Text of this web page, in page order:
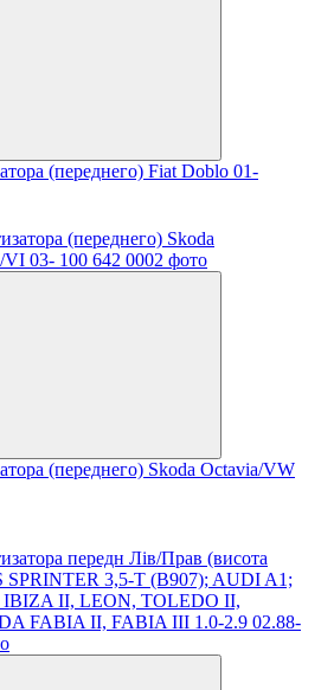
(переднего) Fiat Doblo 01-
(переднего) Skoda Octavia/VW